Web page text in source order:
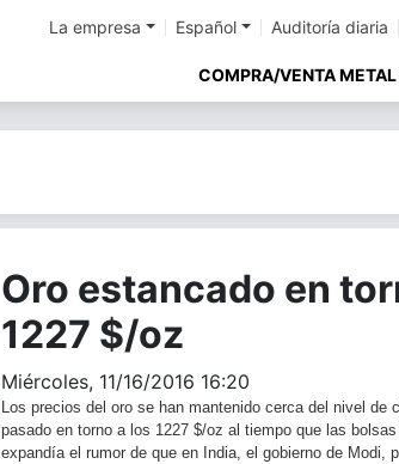
La empresa Español Auditoría diaria
COMPRA/VENTA METAL
Oro estancado en
1227 $/oz
Miércoles, 11/16/2016 16:20
Los precios del oro se han mantenido cerca del nivel de
pasado en torno a los 1227 $/oz al tiempo que las
expandía el rumor de que en India, el gobierno de Modi,